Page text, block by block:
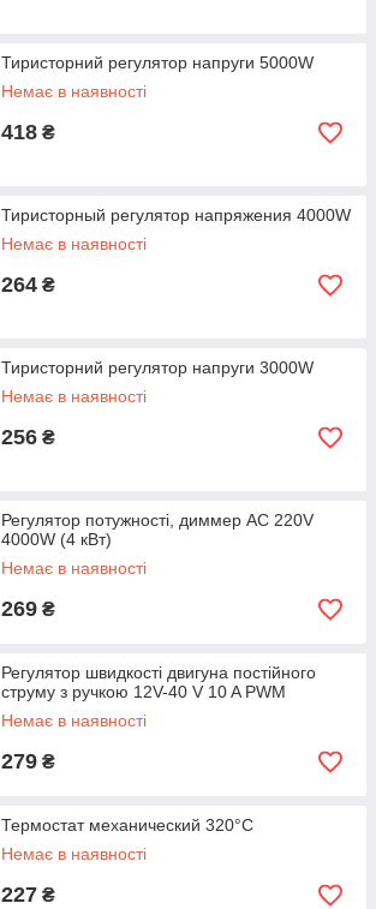
Тиристорний регулятор напруги 5000W
Немає в наявності
418 ₴
Тиристорный регулятор напряжения 4000W
Немає в наявності
264 ₴
Тиристорний регулятор напруги 3000W
Немає в наявності
256 ₴
Регулятор потужності, диммер AC 220V
4000W (4 кВт)
Немає в наявності
269 ₴
Регулятор швидкості двигуна постійного
струму з ручкою 12V-40 V 10 A PWM
Немає в наявності
279 ₴
Термостат механический 320°C
Немає в наявності
227 ₴